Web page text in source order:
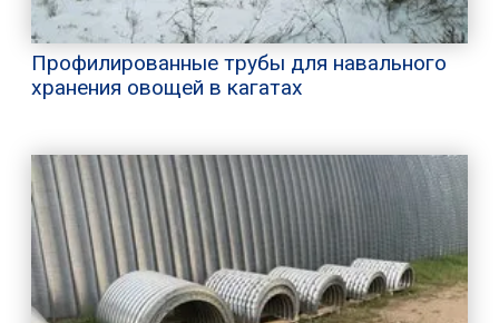
Профилированные трубы для навального
хранения овощей в кагатах